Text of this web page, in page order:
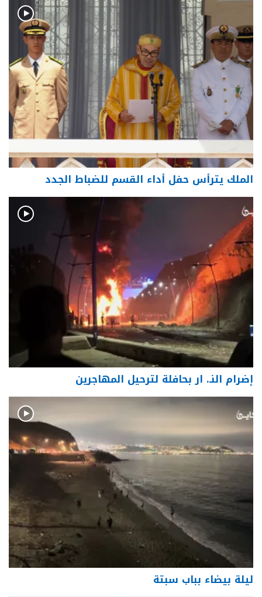
الملك يترأس حفل أداء القسم للضباط الجدد
إضرام النـ. ار بحافلة لترحيل المهاجرين
ليلة بيضاء بباب سبتة